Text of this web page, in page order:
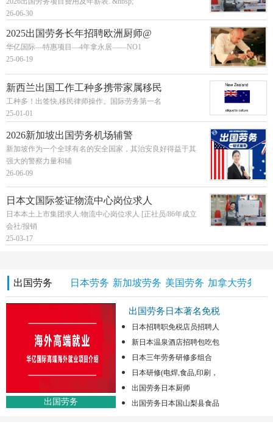
26-06-30
2025出国劳务长年招聘欧洲厨师@
华亿国际—特惠项目—4年拿永居——NO1
25-06-19
新西兰出国工作工种多携带家属移民
工种多！出签快,移民律师操作。国际劳务第一名
25-01-01
2026新加坡出国劳务机场辅警
新加坡作为一个全球有名的安全国家，其治安良好得益于其
强大的警察力量和辅
26-06-09
日本文国际签证物流中心岗位求人
日本本土上市集团求人:物流中心岗位求人 [正社员/86年成立
会社/报销
25-03-17
出国劳务 日本劳务 新加坡劳务 美国劳务 加拿大劳务
出国劳务
出国劳务日本著名免税
日本招聘职免税店员招聘人
新日本温泉酒店招聘包吃包
日本三年劳务研修多组合
日本研修(电焊,食品,印刷，
出国劳务日本厨师
出国劳务日本国山梨县食品